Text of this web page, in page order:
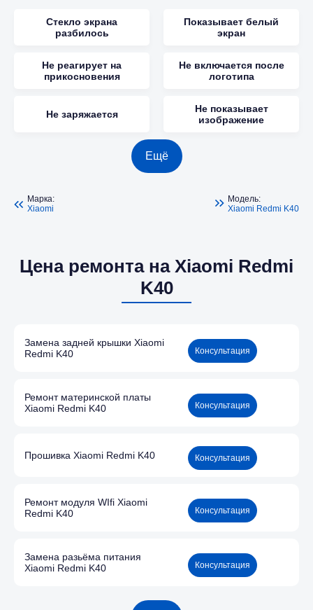
Стекло экрана
разбилось
Показывает белый
экран
Не реагирует на
прикосновения
Не включается после
логотипа
Не заряжается
Не показывает
изображение
Ещё
Марка:
Xiaomi
Модель:
Xiaomi Redmi K40
Цена ремонта на Xiaomi Redmi
K40
Замена задней крышки Xiaomi
Redmi K40
Консультация
Ремонт материнской платы
Xiaomi Redmi K40
Консультация
Прошивка Xiaomi Redmi K40 Консультация
Ремонт модуля WIfi Xiaomi
Redmi K40
Консультация
Замена разьёма питания
Xiaomi Redmi K40
Консультация